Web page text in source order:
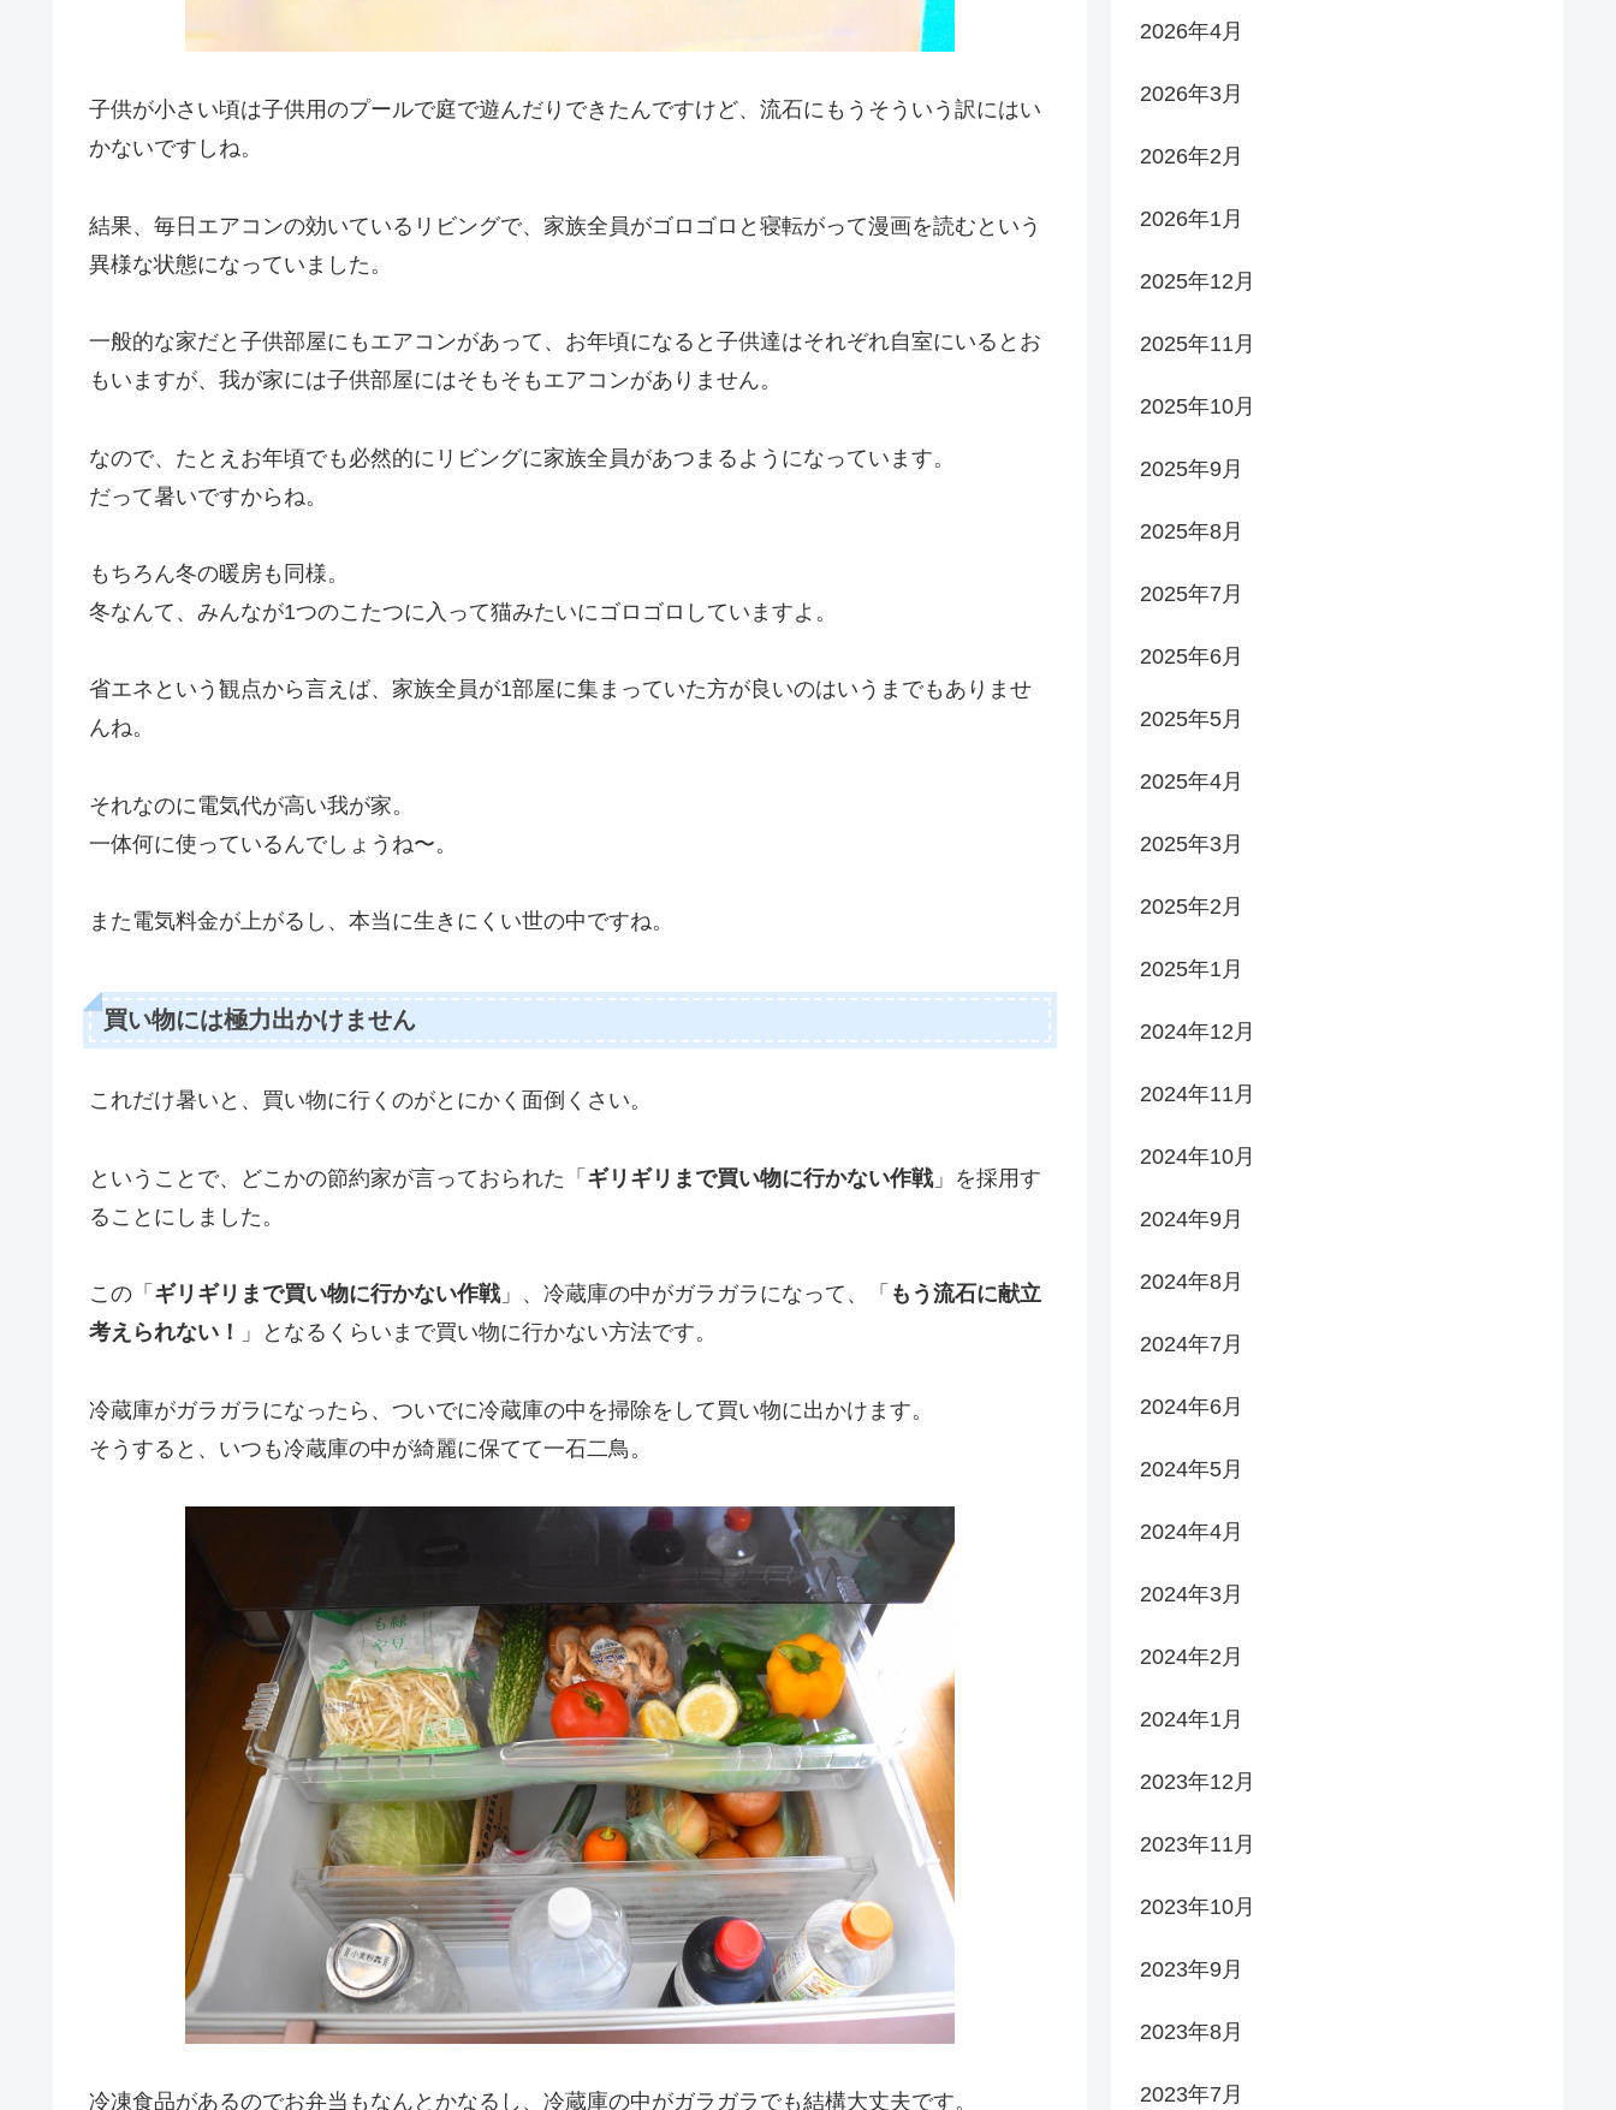
子供が小さい頃は子供用のプールで庭で遊んだりできたんですけど、流石にもうそういう訳にはい
かないですしね。
結果、毎日エアコンの効いているリビングで、家族全員がゴロゴロと寝転がって漫画を読むという
異様な状態になっていました。
一般的な家だと子供部屋にもエアコンがあって、お年頃になると子供達はそれぞれ自室にいるとお
もいますが、我が家には子供部屋にはそもそもエアコンがありません。
なので、たとえお年頃でも必然的にリビングに家族全員があつまるようになっています。
だって暑いですからね。
もちろん冬の暖房も同様。
冬なんて、みんなが1つのこたつに入って猫みたいにゴロゴロしていますよ。
省エネという観点から言えば、家族全員が1部屋に集まっていた方が良いのはいうまでもありませ
んね。
それなのに電気代が高い我が家。
一体何に使っているんでしょうね〜。
また電気料金が上がるし、本当に生きにくい世の中ですね。
買い物には極力出かけません
これだけ暑いと、買い物に行くのがとにかく面倒くさい。
ということで、どこかの節約家が言っておられた「 ギリギリまで買い物に行かない作戦」を採用す
ることにしました。
この「 ギリギリまで買い物に行かない作戦」、冷蔵庫の中がガラガラになって、「 もう流石に献立
考えられない！
」となるくらいまで買い物に行かない方法です。
冷蔵庫がガラガラになったら、ついでに冷蔵庫の中を掃除をして買い物に出かけます。
そうすると、いつも冷蔵庫の中が綺麗に保てて一石二鳥。
冷凍食品があるのでお弁当もなんとかなるし、冷蔵庫の中がガラガラでも結構大丈夫です。
2026年4月
2026年3月
2026年2月
2026年1月
2025年12月
2025年11月
2025年10月
2025年9月
2025年8月
2025年7月
2025年6月
2025年5月
2025年4月
2025年3月
2025年2月
2025年1月
2024年12月
2024年11月
2024年10月
2024年9月
2024年8月
2024年7月
2024年6月
2024年5月
2024年4月
2024年3月
2024年2月
2024年1月
2023年12月
2023年11月
2023年10月
2023年9月
2023年8月
2023年7月